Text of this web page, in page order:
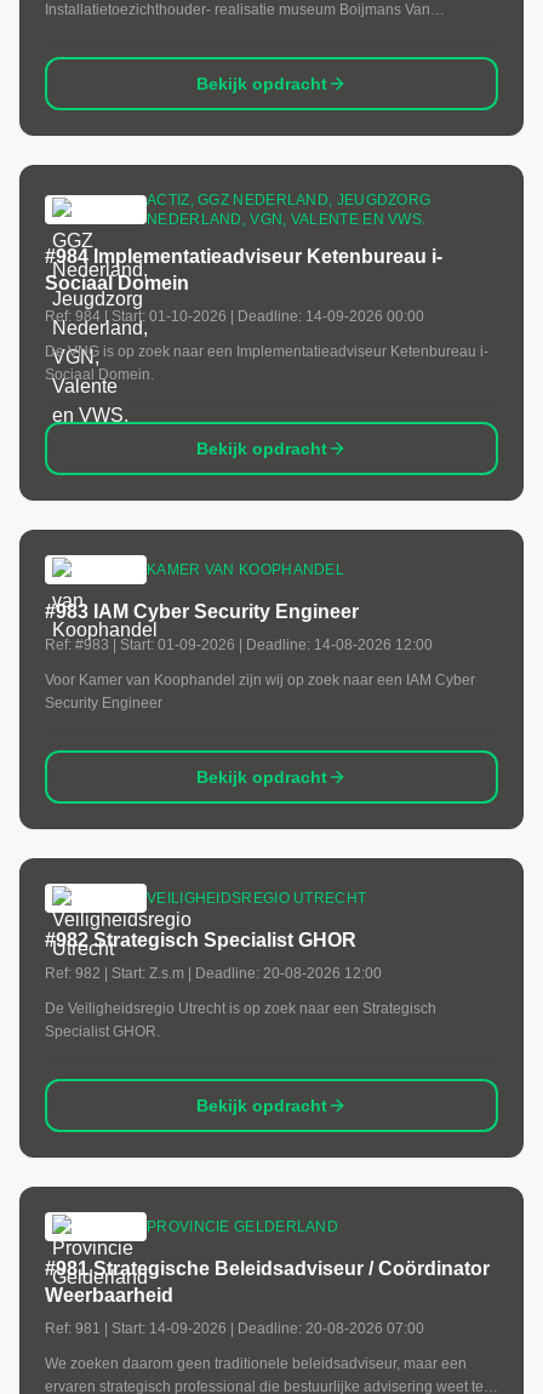
Installatietoezichthouder- realisatie museum Boijmans Van
Bekijk opdracht
ACTIZ, GGZ NEDERLAND, JEUGDZORG
NEDERLAND, VGN, VALENTE EN VWS.
#984 Implementatieadviseur Ketenbureau i-
Sociaal Domein
Ref: 984 | Start: 01-10-2026 | Deadline: 14-09-2026 00:00
De VNG is op zoek naar een Implementatieadviseur Ketenbureau i-
Sociaal Domein.
Bekijk opdracht
KAMER VAN KOOPHANDEL
#983 IAM Cyber Security Engineer
Ref: #983 | Start: 01-09-2026 | Deadline: 14-08-2026 12:00
Voor Kamer van Koophandel zijn wij op zoek naar een IAM Cyber
Security Engineer
Bekijk opdracht
VEILIGHEIDSREGIO UTRECHT
#982 Strategisch Specialist GHOR
Ref: 982 | Start: Z.s.m | Deadline: 20-08-2026 12:00
De Veiligheidsregio Utrecht is op zoek naar een Strategisch
Specialist GHOR.
Bekijk opdracht
PROVINCIE GELDERLAND
#981 Strategische Beleidsadviseur / Coördinator
Weerbaarheid
Ref: 981 | Start: 14-09-2026 | Deadline: 20-08-2026 07:00
We zoeken daarom geen traditionele beleidsadviseur, maar een
ervaren strategisch professional die bestuurlijke advisering weet te